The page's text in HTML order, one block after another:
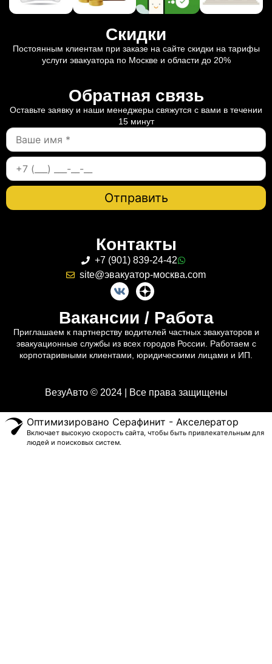
Скидки
Постоянным клиентам при заказе на сайте скидки на тарифы
услуги эвакуатора по Москве и области до 20%
Обратная связь
Оставьте заявку и наши менеджеры свяжутся с вами в течении
15 минут
Контакты
+7 (901) 839-24-42
site@эвакуатор-москва.com
Вакансии / Работа
Приглашаем к партнерству водителей частных эвакуаторов и
эвакуационные службы из всех городов России. Работаем с
корпотаривными клиентами, юридическими лицами и ИП.
ВезуАвто © 2024 | Все права защищены
Оптимизировано Серафинит - Акселератор
Включает высокую скорость сайта, чтобы быть привлекательным для
людей и поисковых систем.